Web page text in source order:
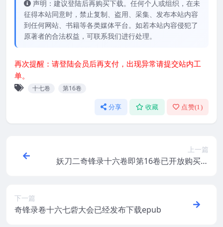
声明：建议登陆后再购买下载。任何个人或组织，在未
征得本站同意时，禁止复制、盗用、采集、发布本站内容
到任何网站、书籍等各类媒体平台。如若本站内容侵犯了
原著者的合法权益，可联系我们进行处理。
再次提醒：请登陆会员后再支付，出现异常请提交站内工
单。
十七卷 第16卷
分享 收藏 点赞(1 )
上一篇
妖刀二奇锋录十六卷即第16卷已开放购买即
下一篇
奇锋录卷十六七砦大会已经发布下载epub